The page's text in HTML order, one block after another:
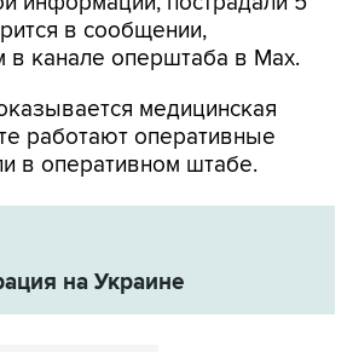
в сообщении,
в канале оперштаба в Max.
медицинская
работают оперативные
в оперативном штабе.
на Украине